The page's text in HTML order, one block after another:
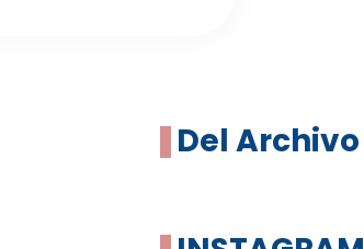
Del Archivo